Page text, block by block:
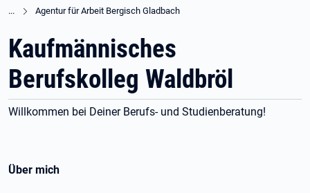
Agentur für Arbeit Bergisch Gladbach
Kaufmännisches
Berufskolleg Waldbröl
Willkommen bei Deiner Berufs- und Studienberatung!
Über mich